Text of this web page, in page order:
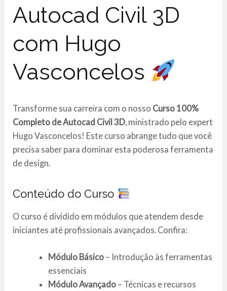
Autocad Civil 3D
com Hugo
Vasconcelos
Transforme sua carreira com o nosso Curso 100%
Completo de Autocad Civil 3D, ministrado pelo expert
Hugo Vasconcelos! Este curso abrange tudo que você
precisa saber para dominar esta poderosa ferramenta
de design.
Conteúdo do Curso
O curso é dividido em módulos que atendem desde
iniciantes até profissionais avançados. Confira:
Módulo Básico– Introdução às ferramentas
essenciais
Módulo Avançado– Técnicas e recursos